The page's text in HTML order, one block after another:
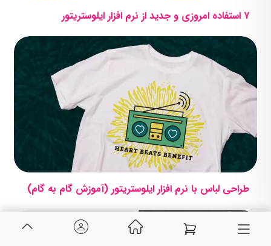
۷ استفاده امروزی و جدید از نرم افزار ایلوستریتور
طراحی لباس با نرم افزار ایلوستریتور (آموزش گام به گام)